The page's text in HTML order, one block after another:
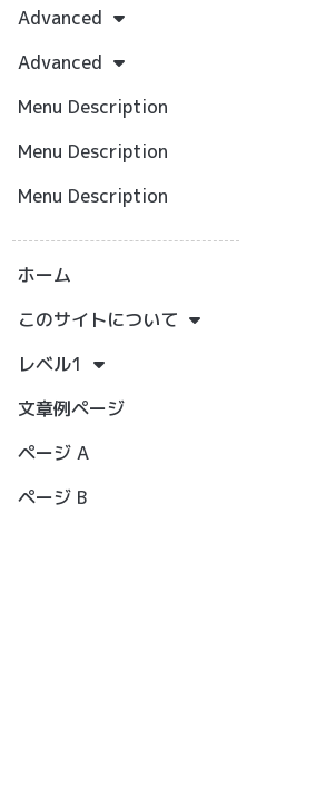
Advanced
Advanced
Menu Description
Menu Description
Menu Description
ホーム
このサイトについて
レベル1
文章例ページ
ページ A
ページ B
新着記事
み出してしまってあ